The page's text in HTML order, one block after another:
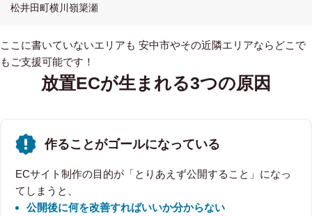
松井田町横川 嶺簗瀬
ここに書いていないエリアも 安中市やその近隣エリアならどこで
もご支援可能です！
放置ECが生まれる3つの原因
作ることがゴールになっている
ECサイト制作の目的が「とりあえず公開すること」になっ
てしまうと、
公開後に何を改善すればいいか分からない